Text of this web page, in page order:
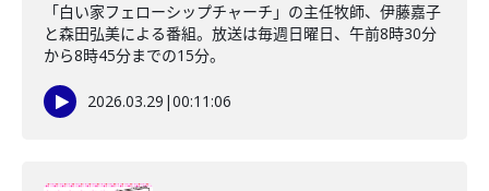
「白い家フェローシップチャーチ」の主任牧師、伊藤嘉子
と森田弘美による番組。放送は毎週日曜日、午前8時30分
から8時45分までの15分。
2026.03.29 |00:11:06